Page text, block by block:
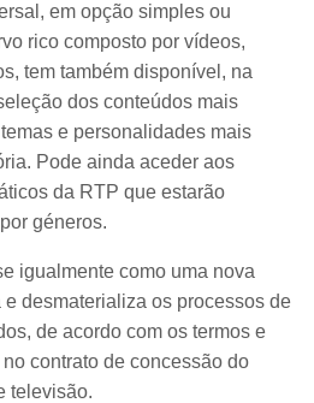
em opção simples ou
rico composto por vídeos,
tem também disponível, na
dos conteúdos mais
e personalidades mais
Pode ainda aceder aos
da RTP que estarão
géneros.
igualmente como uma nova
desmaterializa os processos de
de acordo com os termos e
contrato de concessão do
televisão.